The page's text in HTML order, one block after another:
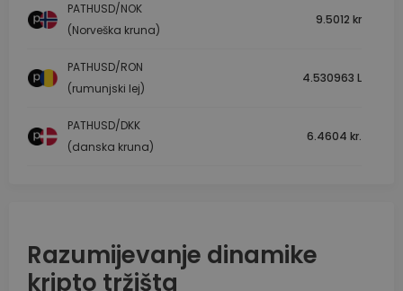
PATHUSD/NOK
(Norveška kruna)
9.5012 kr
PATHUSD/RON
(rumunjski lej)
4.530963 L
PATHUSD/DKK
(danska kruna)
6.4604 kr.
Razumijevanje dinamike
kripto tržišta